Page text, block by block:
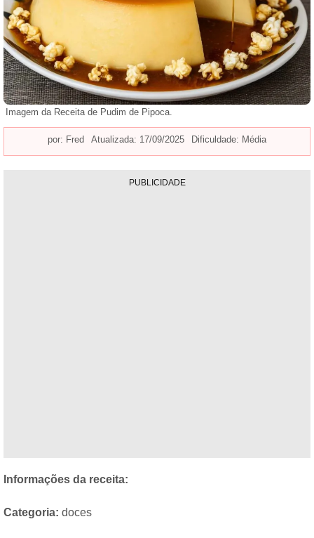
Imagem da Receita de Pudim de Pipoca.
por: Fred Atualizada: 17/09/2025 Dificuldade: Média
PUBLICIDADE
Informações da receita:
Categoria: doces